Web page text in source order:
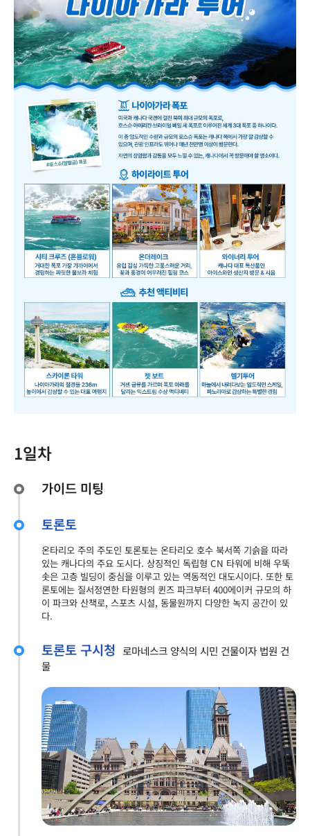
1일차
가이드 미팅
토론토
온타리오 주의 주도인 토론토는 온타리오 호수 북서쪽 기슭을 따라
있는 캐나다의 주요 도시다. 상징적인 독립형 CN 타워에 비해 우뚝
솟은 고층 빌딩이 중심을 이루고 있는 역동적인 대도시이다. 또한 토
론토에는 질서정연한 타원형의 퀸즈 파크부터 400에이커 규모의 하
이 파크와 산책로, 스포츠 시설, 동물원까지 다양한 녹지 공간이 있
다.
토론토 구시청 로마네스크 양식의 시민 건물이자 법원 건
물